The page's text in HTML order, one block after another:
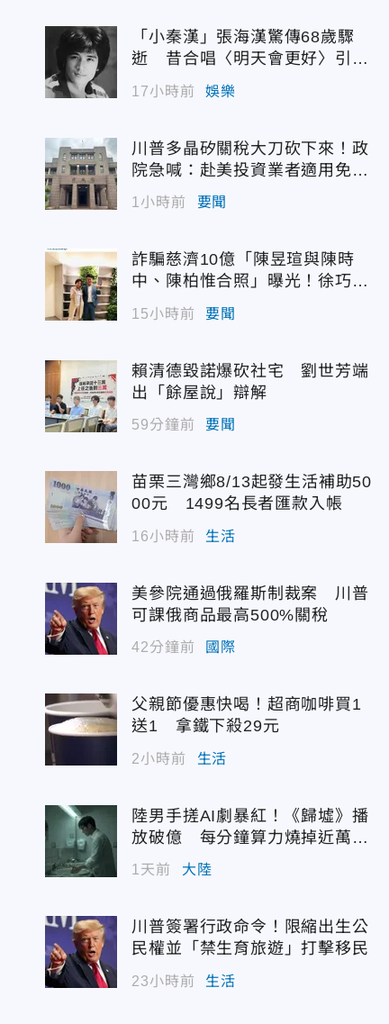
「小秦漢」張海漢驚傳68歲驟
逝 昔合唱〈明天會更好〉引追
17小時前 娛樂
川普多晶矽關稅大刀砍下來！政
院急喊：赴美投資業者適用免稅
配額
1小時前 要聞
詐騙慈濟10億「陳昱瑄與陳時
中、陳柏惟合照」曝光！徐巧芯
震撼出手
15小時前 要聞
賴清德毀諾爆砍社宅 劉世芳端
出「餘屋說」辯解
59分鐘前 要聞
苗栗三灣鄉8/13起發生活補助50
00元 1499名長者匯款入帳
16小時前 生活
美參院通過俄羅斯制裁案 川普
可課俄商品最高500%關稅
42分鐘前 國際
父親節優惠快喝！超商咖啡買1
送1 拿鐵下殺29元
2小時前 生活
陸男手搓AI劇暴紅！《歸墟》播
放破億 每分鐘算力燒掉近萬台
1天前 大陸
川普簽署行政命令！限縮出生公
民權並「禁生育旅遊」打擊移民
23小時前 生活